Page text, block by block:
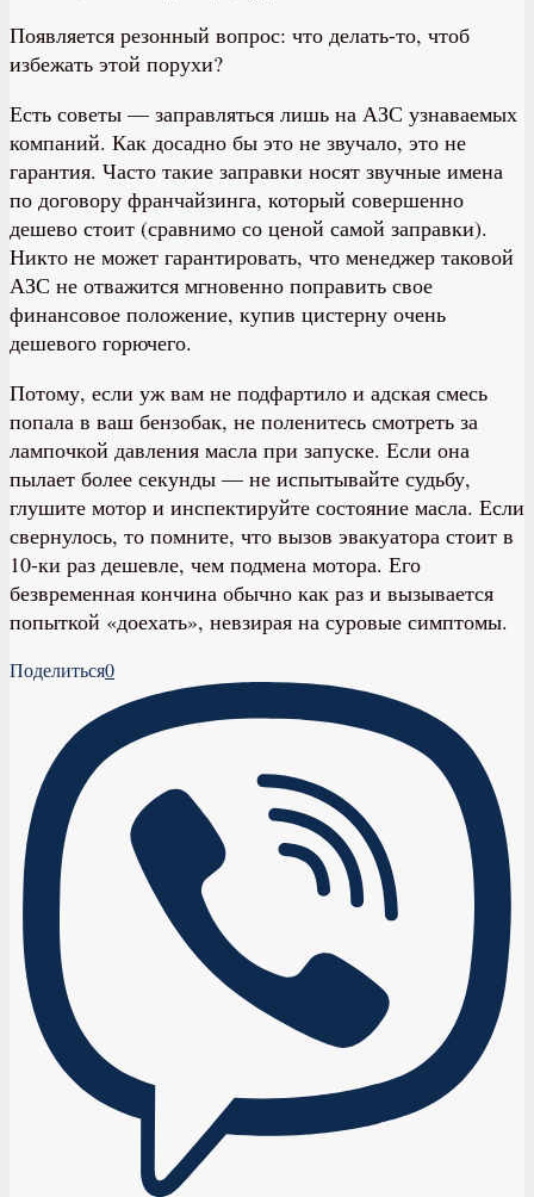
Появляется резонный вопрос: что делать-то, чтоб
избежать этой порухи?
Есть советы — заправляться лишь на АЗС узнаваемых
компаний. Как досадно бы это не звучало, это не
гарантия. Часто такие заправки носят звучные имена
по договору франчайзинга, который совершенно
дешево стоит (сравнимо со ценой самой заправки).
Никто не может гарантировать, что менеджер таковой
АЗС не отважится мгновенно поправить свое
финансовое положение, купив цистерну очень
дешевого горючего.
Потому, если уж вам не подфартило и адская смесь
попала в ваш бензобак, не поленитесь смотреть за
лампочкой давления масла при запуске. Если она
пылает более секунды — не испытывайте судьбу,
глушите мотор и инспектируйте состояние масла. Если
свернулось, то помните, что вызов эвакуатора стоит в
10-ки раз дешевле, чем подмена мотора. Его
безвременная кончина обычно как раз и вызывается
попыткой «доехать», невзирая на суровые симптомы.
Поделиться0